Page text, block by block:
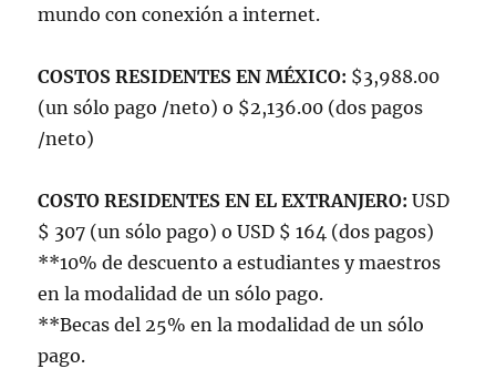
mundo con conexión a internet.
COSTOS RESIDENTES EN MÉXICO: $3,988.00
(un sólo pago /neto) o $2,136.00 (dos pagos
/neto)
COSTO RESIDENTES EN EL EXTRANJERO:USD
$ 307 (un sólo pago) o USD $ 164 (dos pagos)
**10% de descuento a estudiantes y maestros
en la modalidad de un sólo pago.
**Becas del 25% en la modalidad de un sólo
pago.